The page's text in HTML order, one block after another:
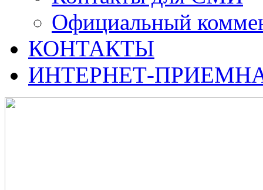
Официальный
КОНТАКТЫ
ИНТЕРНЕТ-